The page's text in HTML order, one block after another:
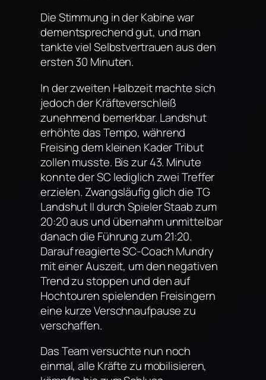
Die Stimmung in der Kabine war
dementsprechend gut, und man
tankte viel Selbstvertrauen aus den
ersten 30 Minuten.
In der zweiten Halbzeit machte sich
jedoch der Kräfteverschleiß
zunehmend bemerkbar. Landshut
erhöhte das Tempo, während
Freising dem kleinen Kader Tribut
zollen musste. Bis zur 43. Minute
konnte der SC lediglich zwei Treffer
erzielen. Zwangsläufig glich die TG
Landshut II durch Spieler Staab zum
20:20 aus und übernahm unmittelbar
danach die Führung zum 21:20.
Darauf reagierte SC-Coach Mundry
mit einer Auszeit, um den negativen
Trend zu stoppen und den auf
Hochtouren spielenden Freisingern
eine kurze Verschnaufpause zu
verschaffen.
Das Team versuchte nun noch
einmal, alle Kräfte zu mobilisieren,